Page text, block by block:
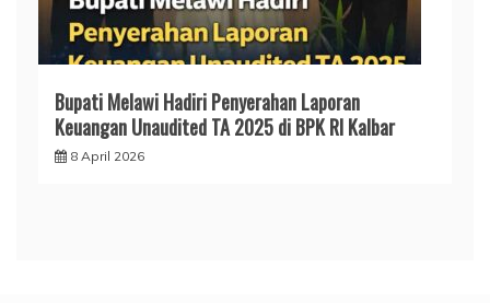
Bupati Melawi Hadiri Penyerahan Laporan
Keuangan Unaudited TA 2025 di BPK RI Kalbar
8 April 2026